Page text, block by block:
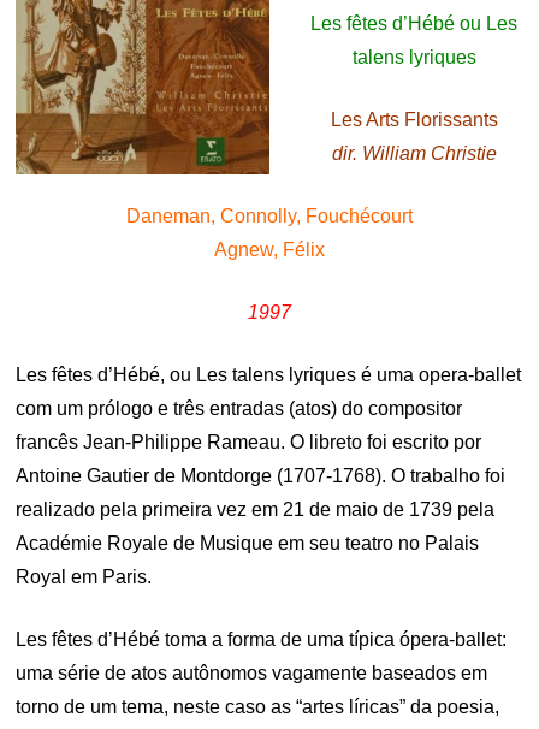
Les fêtes d’Hébé ou Les
talens lyriques
Les Arts Florissants
dir. William Christie
Daneman, Connolly, Fouchécourt
Agnew, Félix
1997
Les fêtes d’Hébé, ou Les talens lyriques é uma opera-ballet
com um prólogo e três entradas (atos) do compositor
francês Jean-Philippe Rameau. O libreto foi escrito por
Antoine Gautier de Montdorge (1707-1768). O trabalho foi
realizado pela primeira vez em 21 de maio de 1739 pela
Académie Royale de Musique em seu teatro no Palais
Royal em Paris.
Les fêtes d’Hébé toma a forma de uma típica ópera-ballet:
uma série de atos autônomos vagamente baseados em
torno de um tema, neste caso as “artes líricas” da poesia,